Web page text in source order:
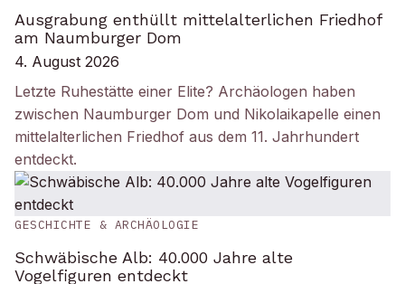
Ausgrabung enthüllt mittelalterlichen Friedhof
am Naumburger Dom
4. August 2026
Letzte Ruhestätte einer Elite? Archäologen haben
zwischen Naumburger Dom und Nikolaikapelle einen
mittelalterlichen Friedhof aus dem 11. Jahrhundert
entdeckt.
GESCHICHTE & ARCHÄOLOGIE
Schwäbische Alb: 40.000 Jahre alte
Vogelfiguren entdeckt